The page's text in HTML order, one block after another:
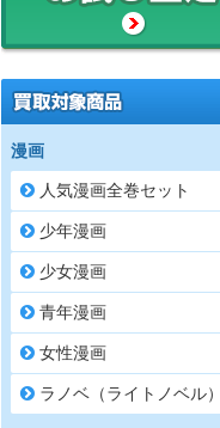
漫画
人気漫画全巻セット
少年漫画
少女漫画
青年漫画
女性漫画
ラノベ（ライトノベル）